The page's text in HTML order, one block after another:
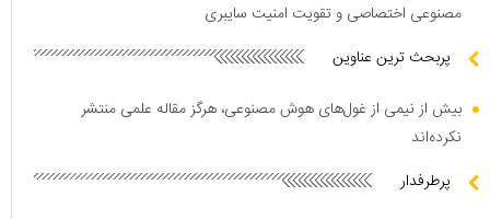
مصنوعی اختصاصی و تقویت امنیت سایبری
پربحث ترین عناوین
بیش از نیمی از غول‌های هوش مصنوعی، هرگز مقاله علمی منتشر
نکرده‌اند
پرطرفدار